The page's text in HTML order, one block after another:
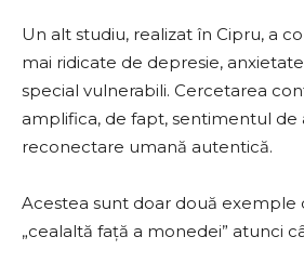
Un alt studiu, realizat în Cipru, a
mai ridicate de depresie,
special vulnerabili. Cercetarea
amplifica, de fapt, sentimentul
reconectare umană autentică.
Acestea sunt doar două
„cealaltă față a monedei” atunci